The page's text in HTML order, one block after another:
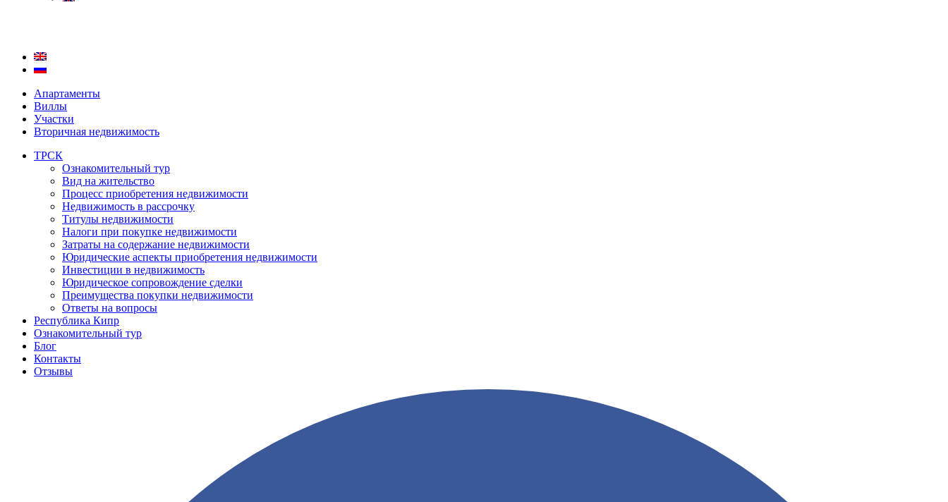
Апартаменты
Виллы
Участки
Вторичная недвижимость
ТРСК
Ознакомительный тур
Вид на жительство
Процесс приобретения недвижимости
Недвижимость в рассрочку
Титулы недвижимости
Налоги при покупке недвижимости
Затраты на содержание недвижимости
Юридические аспекты приобретения недвижимости
Инвестиции в недвижимость
Юридическое сопровождение сделки
Преимущества покупки недвижимости
Ответы на вопросы
Республика Кипр
Ознакомительный тур
Блог
Контакты
Отзывы